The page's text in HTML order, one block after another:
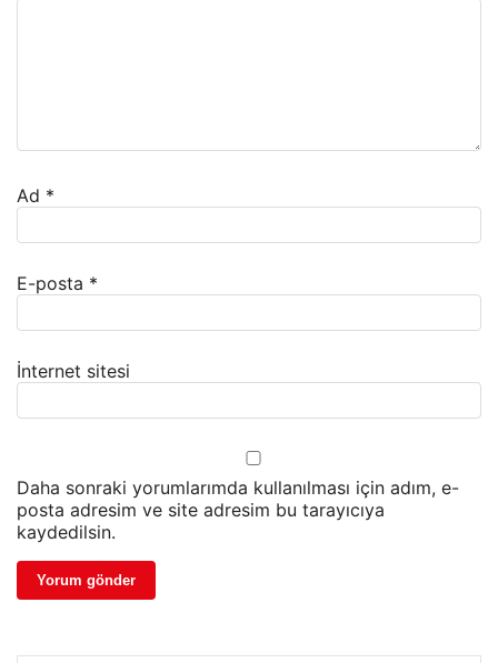
Ad *
E-posta *
İnternet sitesi
Daha sonraki yorumlarımda kullanılması için adım, e-
posta adresim ve site adresim bu tarayıcıya
kaydedilsin.